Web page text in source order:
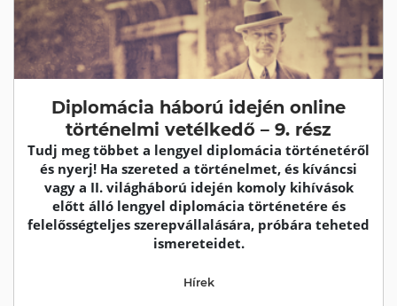
Diplomácia háború idején online
történelmi vetélkedő – 9. rész
Tudj meg többet a lengyel diplomácia történetéről
és nyerj! Ha szereted a történelmet, és kíváncsi
vagy a II. világháború idején komoly kihívások
előtt álló lengyel diplomácia történetére és
felelősségteljes szerepvállalására, próbára teheted
ismereteidet.
Hírek